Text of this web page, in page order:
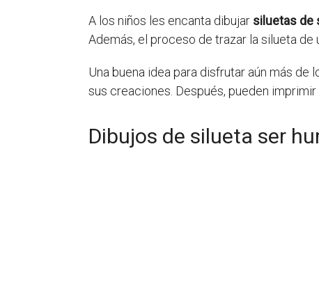
A los niños les encanta dibujar siluetas de
Además, el proceso de trazar la silueta de
Una buena idea para disfrutar aún más
sus creaciones. Después, pueden
Dibujos de silueta ser